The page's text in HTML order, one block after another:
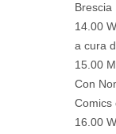
Brescia
14.00
a cura
15.00
Con
Comics
16.00